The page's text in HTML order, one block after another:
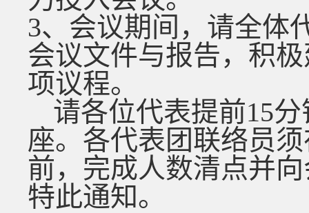
3、会议期间，请全体
会议文件与报告，积
项议程。
请各位代表提前15分
座。各代表团联络员
前，完成人数清点并
特此通知。